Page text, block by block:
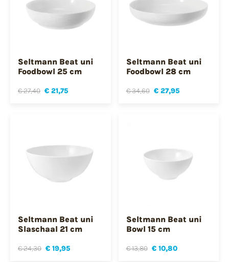
Seltmann Beat uni
Foodbowl 25 cm
€ 27,40 € 21,75
Seltmann Beat uni
Foodbowl 28 cm
€ 34,60 € 27,95
Seltmann Beat uni
Slaschaal 21 cm
€ 24,30 € 19,95
Seltmann Beat uni
Bowl 15 cm
€ 13,80 € 10,80